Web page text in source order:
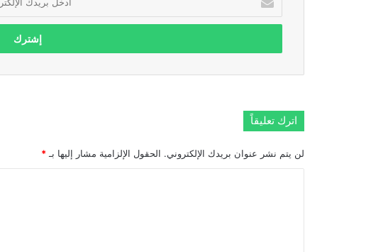
بريدك
الإلكتروني
اترك تعليقاً
لن يتم نشر عنوان بريدك الإلكتروني. الحقول الإلزامية مشار إليها بـ *